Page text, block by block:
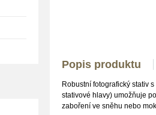
Popis produktu
Robustní fotografický stativ
stativové hlavy) umožňuje
zaboření ve sněhu nebo